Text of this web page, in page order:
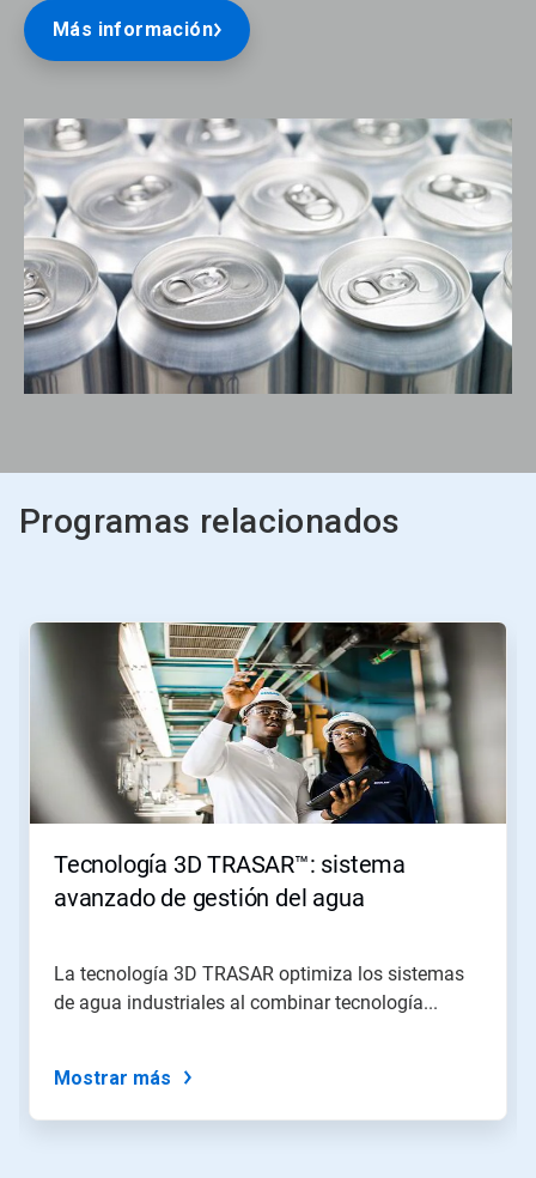
Más información
Programas relacionados
Esto
botones
Siguiente
Anterior
navegar,
diapositiva
utilizando
diapositiva.
Tecnología 3D TRASAR™: sistema
avanzado de gestión del agua
La tecnología 3D TRASAR optimiza los sistemas
de agua industriales al combinar tecnología...
Mostrar más